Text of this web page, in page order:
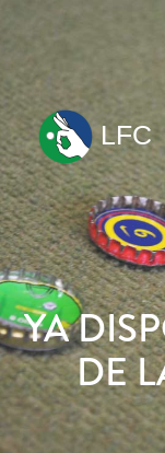
ir
al
contenido
LFC
YA
DE